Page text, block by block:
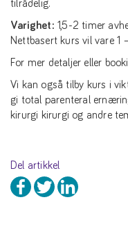
tilrådelig.
Varighet: 1,5-2 timer
Nettbasert kurs vil vare 1
For mer detaljer eller
Vi kan også tilby kurs i
gi total parenteral
kirurgi kirurgi og andre
Del artikkel